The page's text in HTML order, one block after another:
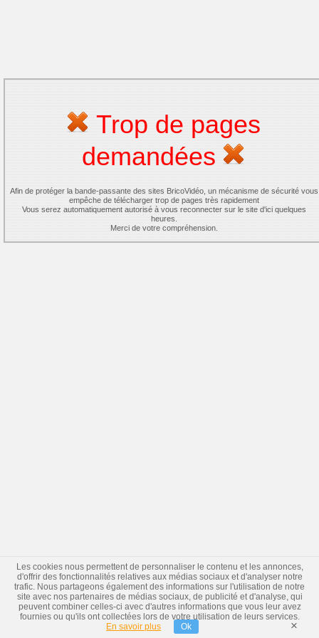
Trop de pages
demandées
Afin de protéger la bande-passante des sites BricoVidéo, un mécanisme de sécurité vous
empêche de télécharger trop de pages très rapidement
Vous serez automatiquement autorisé à vous reconnecter sur le site d'ici quelques
heures.
Merci de votre compréhension.
Les cookies nous permettent de personnaliser le contenu et les annonces,
d'offrir des fonctionnalités relatives aux médias sociaux et d'analyser notre
trafic. Nous partageons également des informations sur l'utilisation de notre
site avec nos partenaires de médias sociaux, de publicité et d'analyse, qui
peuvent combiner celles-ci avec d'autres informations que vous leur avez
fournies ou qu'ils ont collectées lors de votre utilisation de leurs services.
En savoir plus
Ok ×